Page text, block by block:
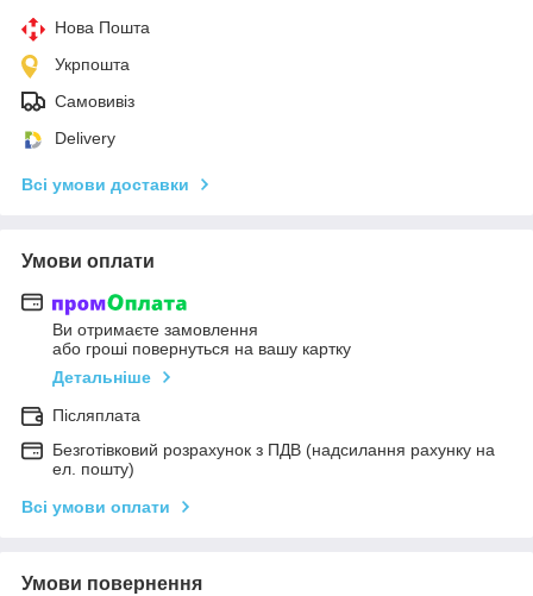
Нова Пошта
Укрпошта
Самовивіз
Delivery
Всі умови доставки
Умови оплати
Ви отримаєте замовлення
або гроші повернуться на вашу картку
Детальніше
Післяплата
Безготівковий розрахунок з ПДВ (надсилання рахунку на
ел. пошту)
Всі умови оплати
Умови повернення